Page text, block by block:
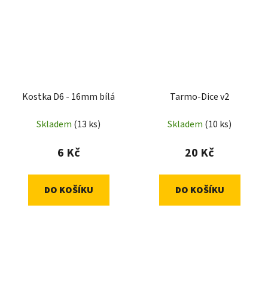
Kostka D6 - 16mm bílá
Skladem (13 ks)
6 Kč
DO KOŠÍKU
Tarmo-Dice v2
Skladem (10 ks)
20 Kč
DO KOŠÍKU